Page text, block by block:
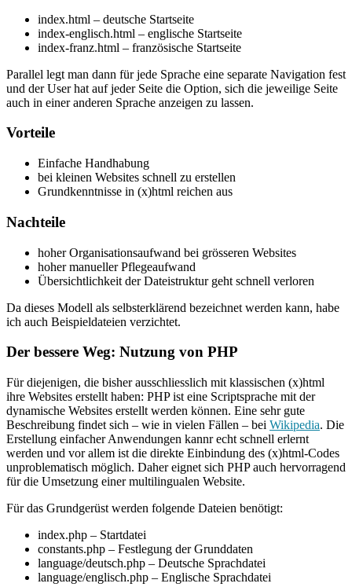
index.html – deutsche Startseite
index-englisch.html – englische Startseite
index-franz.html – französische Startseite
Parallel legt man dann für jede Sprache eine separate Navigation fest
und der User hat auf jeder Seite die Option, sich die jeweilige Seite
auch in einer anderen Sprache anzeigen zu lassen.
Vorteile
Einfache Handhabung
bei kleinen Websites schnell zu erstellen
Grundkenntnisse in (x)html reichen aus
Nachteile
hoher Organisationsaufwand bei grösseren Websites
hoher manueller Pflegeaufwand
Übersichtlichkeit der Dateistruktur geht schnell verloren
Da dieses Modell als selbsterklärend bezeichnet werden kann, habe
ich auch Beispieldateien verzichtet.
Der bessere Weg: Nutzung von PHP
Für diejenigen, die bisher ausschliesslich mit klassischen (x)html
ihre Websites erstellt haben: PHP ist eine Scriptsprache mit der
dynamische Websites erstellt werden können. Eine sehr gute
Beschreibung findet sich – wie in vielen Fällen – bei Wikipedia. Die
Erstellung einfacher Anwendungen kannr echt schnell erlernt
werden und vor allem ist die direkte Einbindung des (x)html-Codes
unproblematisch möglich. Daher eignet sich PHP auch hervorragend
für die Umsetzung einer multilingualen Website.
Für das Grundgerüst werden folgende Dateien benötigt:
index.php – Startdatei
constants.php – Festlegung der Grunddaten
language/deutsch.php – Deutsche Sprachdatei
language/englisch.php – Englische Sprachdatei